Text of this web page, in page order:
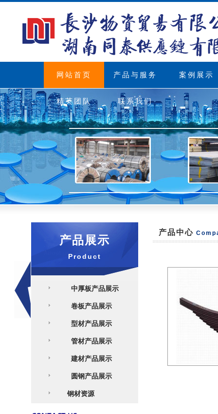
网站首页 产品与服务 案例展示
精英团队 联系我们
产品展示
Product
中厚板产品展示
卷板产品展示
型材产品展示
管材产品展示
建材产品展示
圆钢产品展示
钢材资源
产品中心